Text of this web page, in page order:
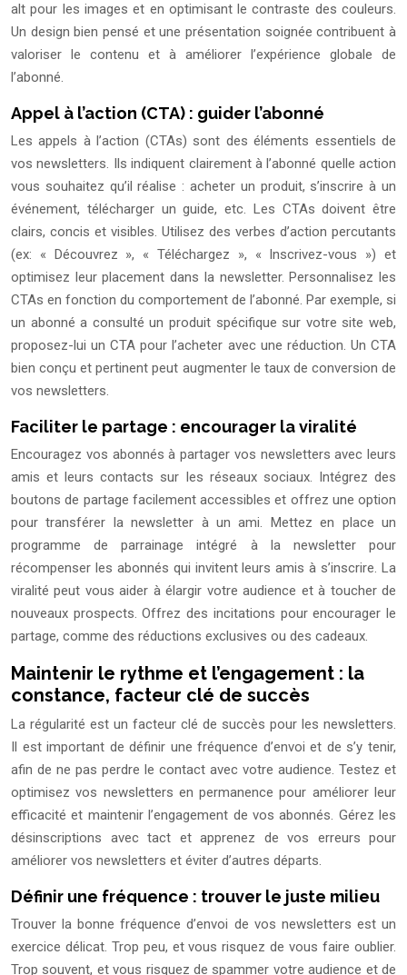
alt pour les images et en optimisant le contraste des couleurs.
Un design bien pensé et une présentation soignée contribuent à
valoriser le contenu et à améliorer l’expérience globale de
l’abonné.
Appel à l’action (CTA) : guider l’abonné
Les appels à l’action (CTAs) sont des éléments essentiels de
vos newsletters. Ils indiquent clairement à l’abonné quelle action
vous souhaitez qu’il réalise : acheter un produit, s’inscrire à un
événement, télécharger un guide, etc. Les CTAs doivent être
clairs, concis et visibles. Utilisez des verbes d’action percutants
(ex: « Découvrez », « Téléchargez », « Inscrivez-vous ») et
optimisez leur placement dans la newsletter. Personnalisez les
CTAs en fonction du comportement de l’abonné. Par exemple, si
un abonné a consulté un produit spécifique sur votre site web,
proposez-lui un CTA pour l’acheter avec une réduction. Un CTA
bien conçu et pertinent peut augmenter le taux de conversion de
vos newsletters.
Faciliter le partage : encourager la viralité
Encouragez vos abonnés à partager vos newsletters avec leurs
amis et leurs contacts sur les réseaux sociaux. Intégrez des
boutons de partage facilement accessibles et offrez une option
pour transférer la newsletter à un ami. Mettez en place un
programme de parrainage intégré à la newsletter pour
récompenser les abonnés qui invitent leurs amis à s’inscrire. La
viralité peut vous aider à élargir votre audience et à toucher de
nouveaux prospects. Offrez des incitations pour encourager le
partage, comme des réductions exclusives ou des cadeaux.
Maintenir le rythme et l’engagement : la
constance, facteur clé de succès
La régularité est un facteur clé de succès pour les newsletters.
Il est important de définir une fréquence d’envoi et de s’y tenir,
afin de ne pas perdre le contact avec votre audience. Testez et
optimisez vos newsletters en permanence pour améliorer leur
efficacité et maintenir l’engagement de vos abonnés. Gérez les
désinscriptions avec tact et apprenez de vos erreurs pour
améliorer vos newsletters et éviter d’autres départs.
Définir une fréquence : trouver le juste milieu
Trouver la bonne fréquence d’envoi de vos newsletters est un
exercice délicat. Trop peu, et vous risquez de vous faire oublier.
Trop souvent, et vous risquez de spammer votre audience et de